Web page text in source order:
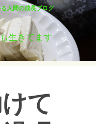
人間の成長ブログ
生きてます
て